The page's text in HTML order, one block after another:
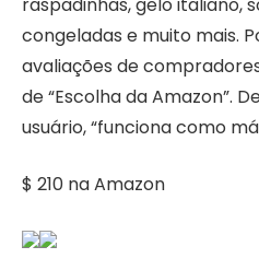
congeladas e muito mais.
avaliações de
de “Escolha da Amazon”.
usuário, “funciona como
$ 210 na Amazon